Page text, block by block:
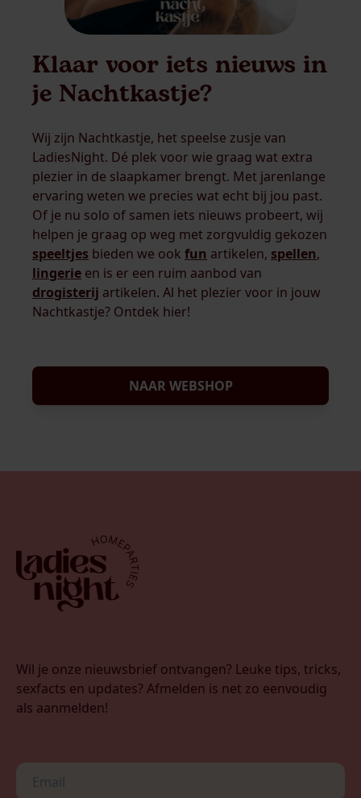
Klaar voor iets nieuws in
je Nachtkastje?
Wij zijn Nachtkastje, het speelse zusje van
LadiesNight. Dé plek voor wie graag wat extra
plezier in de slaapkamer brengt. Met jarenlange
ervaring weten we precies wat echt bij jou past.
Of je nu solo of samen iets nieuws probeert, wij
helpen je graag op weg met zorgvuldig gekozen
speeltjes bieden we ook fun artikelen, spellen,
lingerie en is er een ruim aanbod van
drogisterij artikelen. Al het plezier voor in jouw
Nachtkastje? Ontdek hier!
NAAR WEBSHOP
Wil je onze nieuwsbrief ontvangen? Leuke tips, tricks,
sexfacts en updates? Afmelden is net zo eenvoudig
als aanmelden!